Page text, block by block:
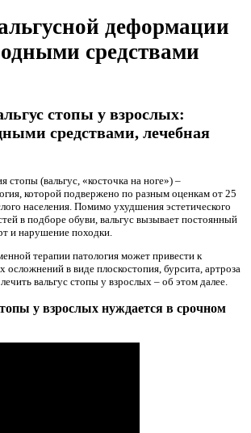
деформации
средствами
стопы у взрослых:
средствами, лечебная
стопы (вальгус, «косточка на ноге») –
которой подвержено по разным оценкам от 25
населения. Помимо ухудшения эстетического
в подборе обуви, вальгус вызывает постоянный
и нарушение походки.
терапии патология может привести к
в виде плоскостопия, бурсита, артроза
вальгус стопы у взрослых – об этом далее.
у взрослых нуждается в срочном